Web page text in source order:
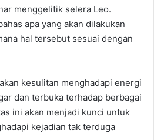
menggelitik selera Leo.
apa yang akan dilakukan
hal tersebut sesuai dengan
kesulitan menghadapi energi
dan terbuka terhadap berbagai
ini akan menjadi kunci untuk
kejadian tak terduga